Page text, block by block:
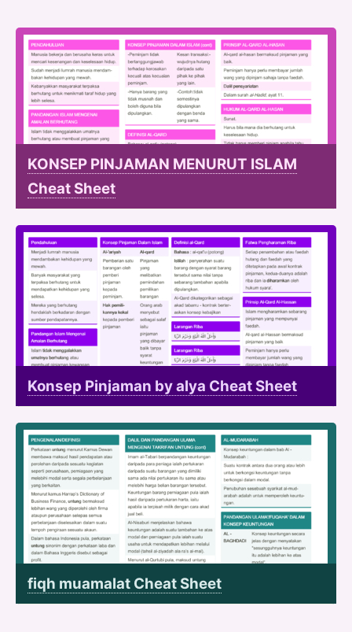
KONSEP PINJAMAN MENURUT ISLAM
Cheat Sheet
Konsep Pinjaman by alya Cheat Sheet
fiqh muamalat Cheat Sheet